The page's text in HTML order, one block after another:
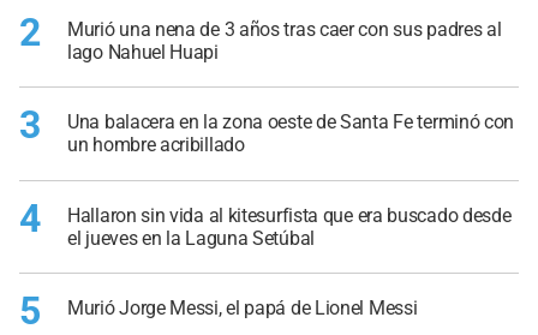
2
Murió una nena de 3 años tras caer con sus padres al
lago Nahuel Huapi
3
Una balacera en la zona oeste de Santa Fe terminó con
un hombre acribillado
4
Hallaron sin vida al kitesurfista que era buscado desde
el jueves en la Laguna Setúbal
5 Murió Jorge Messi, el papá de Lionel Messi